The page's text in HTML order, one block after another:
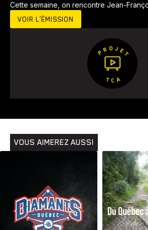
Animaux Avenir
Cette semaine, on rencontre Jean-
VOIR L’ÉMISSION
VOUS AIMEREZ AUSSI